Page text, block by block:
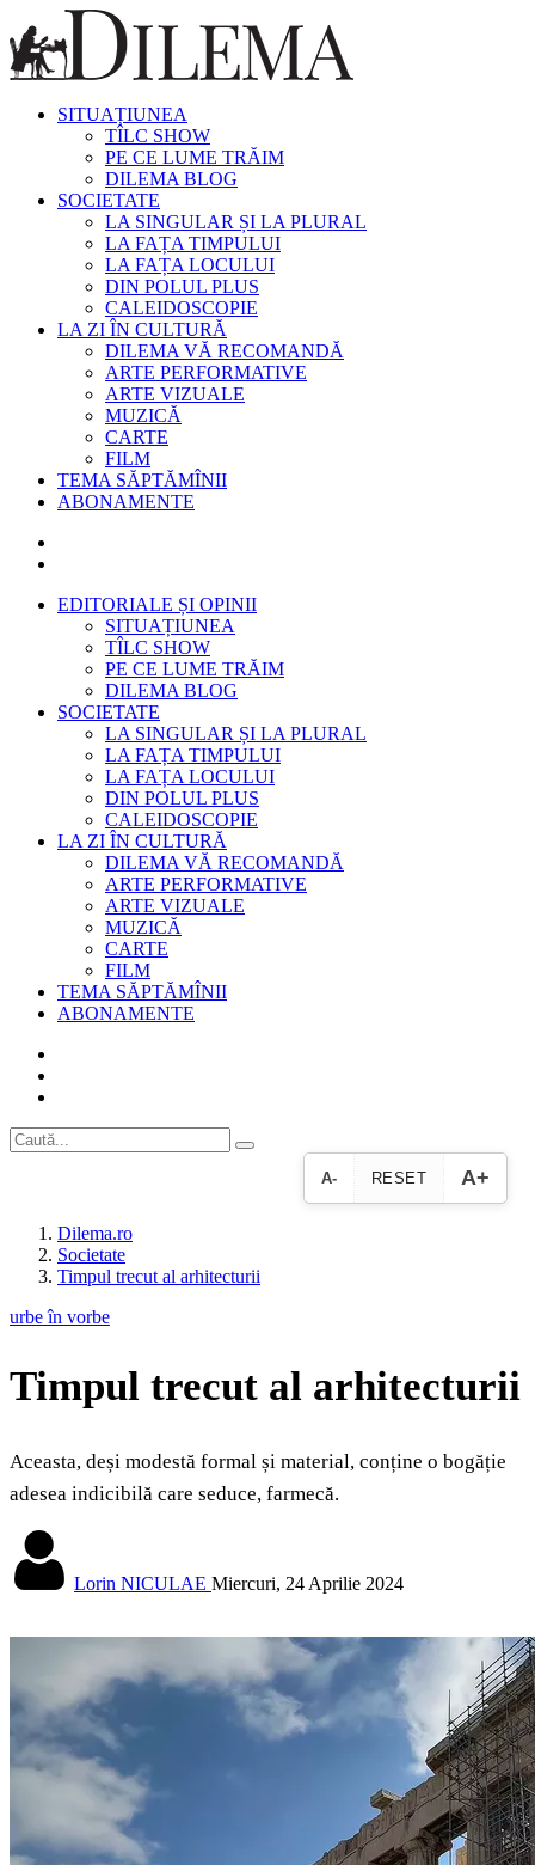
SITUAȚIUNEA
TÎLC SHOW
PE CE LUME TRĂIM
DILEMA BLOG
SOCIETATE
LA SINGULAR ȘI LA PLURAL
LA FAȚA TIMPULUI
LA FAȚA LOCULUI
DIN POLUL PLUS
CALEIDOSCOPIE
LA ZI ÎN CULTURĂ
DILEMA VĂ RECOMANDĂ
ARTE PERFORMATIVE
ARTE VIZUALE
MUZICĂ
CARTE
FILM
TEMA SĂPTĂMÎNII
ABONAMENTE
EDITORIALE ȘI OPINII
SITUAȚIUNEA
TÎLC SHOW
PE CE LUME TRĂIM
DILEMA BLOG
SOCIETATE
LA SINGULAR ȘI LA PLURAL
LA FAȚA TIMPULUI
LA FAȚA LOCULUI
DIN POLUL PLUS
CALEIDOSCOPIE
LA ZI ÎN CULTURĂ
DILEMA VĂ RECOMANDĂ
ARTE PERFORMATIVE
ARTE VIZUALE
MUZICĂ
CARTE
FILM
TEMA SĂPTĂMÎNII
ABONAMENTE
A- RESET A+
Dilema.ro
Societate
Timpul trecut al arhitecturii
urbe în vorbe
Timpul trecut al arhitecturii
Aceasta, deși modestă formal și material, conține o bogăție
adesea indicibilă care seduce, farmecă.
Lorin NICULAE Miercuri, 24 Aprilie 2024